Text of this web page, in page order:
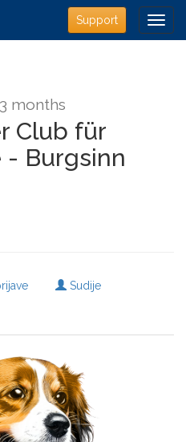
Support
months
Club für
- Burgsinn
Sudije